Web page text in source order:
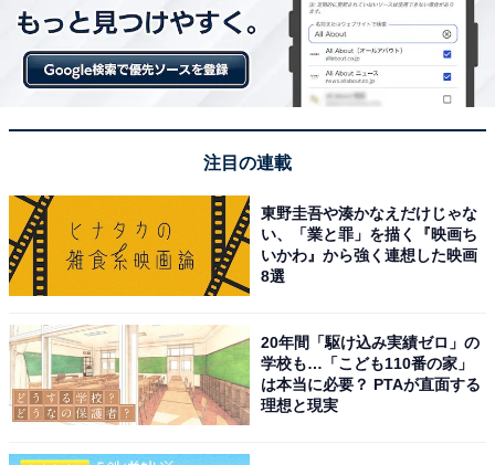
注目の連載
東野圭吾や湊かなえだけじゃな
い、「業と罪」を描く『映画ち
いかわ』から強く連想した映画
8選
20年間「駆け込み実績ゼロ」の
学校も…「こども110番の家」
は本当に必要？ PTAが直面する
理想と現実